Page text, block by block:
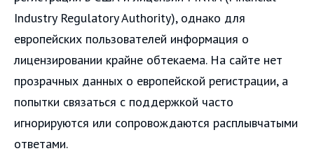
Industry Regulatory Authority), однако для
европейских пользователей информация о
лицензировании крайне обтекаема. На сайте нет
прозрачных данных о европейской регистрации, а
попытки связаться с поддержкой часто
игнорируются или сопровождаются расплывчатыми
ответами.